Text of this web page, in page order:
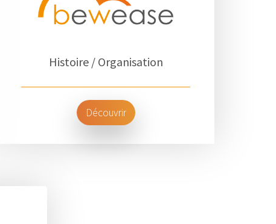
Histoire / Organisation
Découvrir